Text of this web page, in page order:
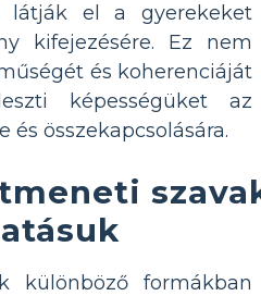
látják el a gyerekeket
kifejezésére. Ez nem
és koherenciáját
képességüket az
összekapcsolására.
különböző formákban